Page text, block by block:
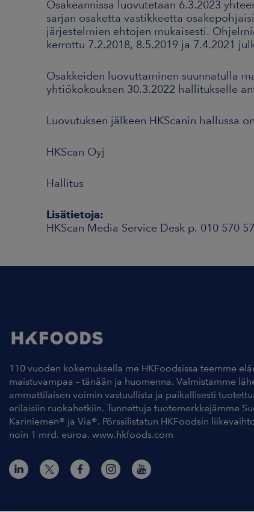
Osakeannissa luovutetaan 6.3.2023
sarjan osaketta vastikkeetta
järjestelmien ehtojen mukaisesti.
kerrottu 7.2.2018, 8.5.2019 ja 7.4.2021
Osakkeiden luovuttaminen suunnatulla
yhtiökokouksen 30.3.2022 hallitukselle
Luovutuksen jälkeen HKScanin hallussa
HKScan Oyj
Hallitus
Lisätietoja:
HKScan Media Service Desk p. 010 570
110 vuoden kokemuksella me HKFoodsissa teemme
maistuvampaa – tänään ja huomenna. Valmistamme
ammattilaisen voimin vastuullista ja paikallisesti
erilaisiin ruokahetkiin. Tunnettuja tuotemerkkejämme
Kariniemen® ja Via®. Pörssilistatun HKFoodsin
noin 1 mrd. euroa. www.hkfoods.com